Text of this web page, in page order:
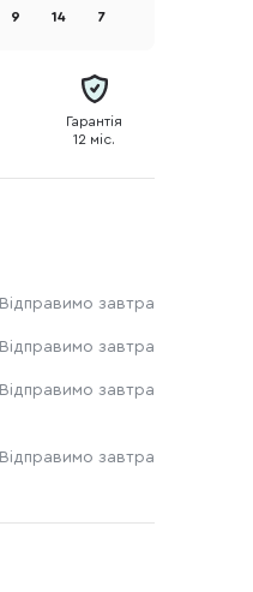
9 14 7
Гарантія
12 міс.
Відправимо завтра
Відправимо завтра
Відправимо завтра
Відправимо завтра